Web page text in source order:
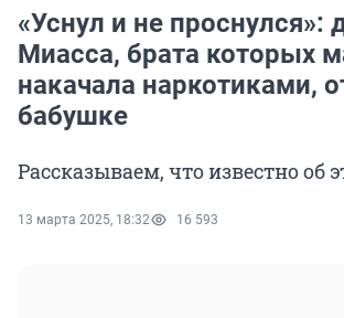
«Уснул и не проснулся»:
Миасса, брата которых
накачала наркотиками,
бабушке
Рассказываем, что известно об
13 марта 2025, 18:32 16 593